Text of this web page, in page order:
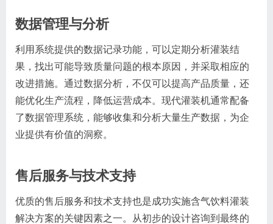
数据管理与分析
利用系统提供的数据记录功能，可以定期分析灌装结
果，找出可能导致质量问题的根本原因，并采取相应的
改进措施。通过数据分析，不仅可以提高产品质量，还
能优化生产流程，降低运营成本。现代灌装机通常配备
了数据管理系统，能够收集和分析大量生产数据，为企
业提供有价值的洞察。
售后服务与技术支持
优质的售后服务和技术支持也是成功实施含气饮料灌装
解决方案的关键因素之一。从初步的设计咨询到最终的